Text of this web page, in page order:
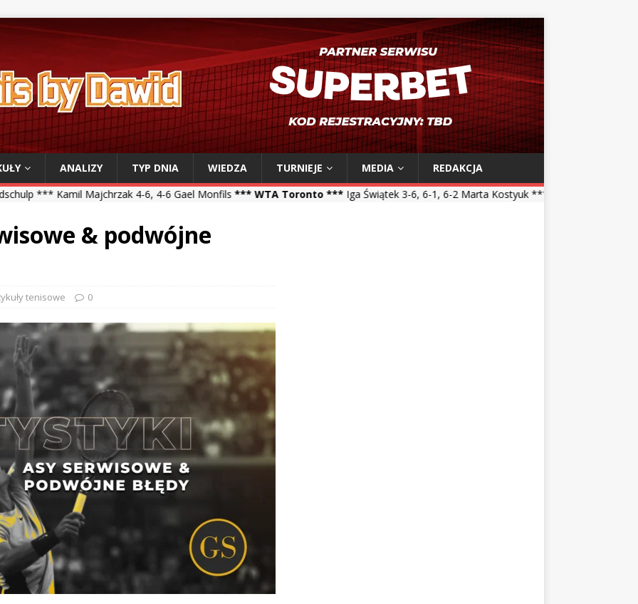
ANALIZY TYP DNIA WIEDZA TURNIEJE MEDIA
REDAKCJA
4-6, 4-6 Gael Monfils*** WTA Toronto ***Iga Świątek 3-6, 6-1, 6-2 Marta Kostyuk *** Maja Chwalińska 5-7, 1-6 Talia
& podwójne
tenisowe 0